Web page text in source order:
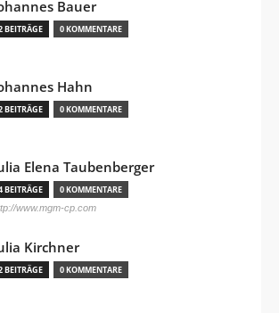
Bauer
BEITRÄGE 0 KOMMENTARE
Hahn
BEITRÄGE 0 KOMMENTARE
Elena Taubenberger
BEITRÄGE 0 KOMMENTARE
www.mgm-cp.com
Kirchner
BEITRÄGE 0 KOMMENTARE